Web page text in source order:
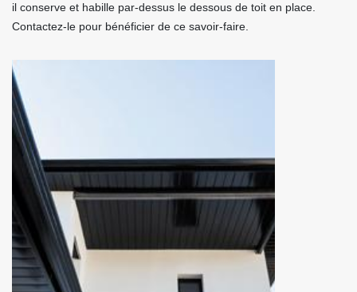
il conserve et habille par-dessus le dessous de toit en place.
Contactez-le pour bénéficier de ce savoir-faire.